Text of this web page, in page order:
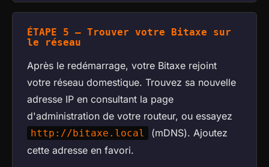
ÉTAPE 5 — Trouver votre Bitaxe sur
le réseau
Après le redémarrage, votre Bitaxe rejoint
votre réseau domestique. Trouvez sa nouvelle
adresse IP en consultant la page
d'administration de votre routeur, ou essayez
http://bitaxe.local
(mDNS). Ajoutez
cette adresse en favori.